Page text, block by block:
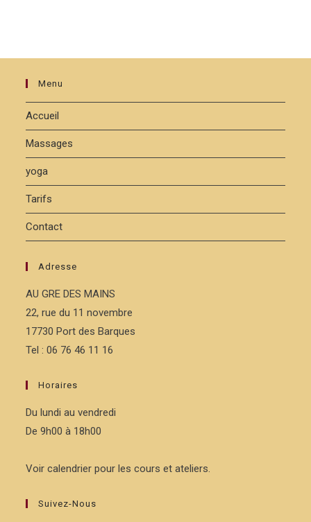
Menu
Accueil
Massages
yoga
Tarifs
Contact
Adresse
AU GRE DES MAINS
22, rue du 11 novembre
17730 Port des Barques
Tel : 06 76 46 11 16
Horaires
Du lundi au vendredi
De 9h00 à 18h00
Voir calendrier pour les cours et ateliers.
Suivez-Nous